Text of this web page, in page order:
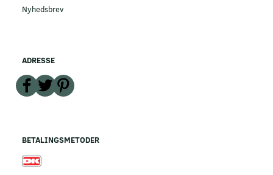
Nyhedsbrev
ADRESSE
BETALINGSMETODER